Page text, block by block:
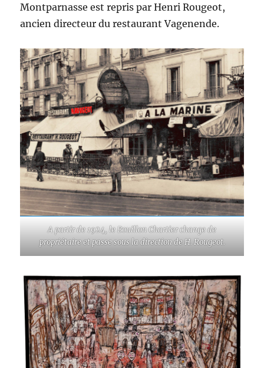
Montparnasse est repris par Henri Rougeot,
ancien directeur du restaurant Vagenende.
A partir de 1924, le Bouillon Chartier change de
propriétaire et passe sous la direction de H. Rougeot.